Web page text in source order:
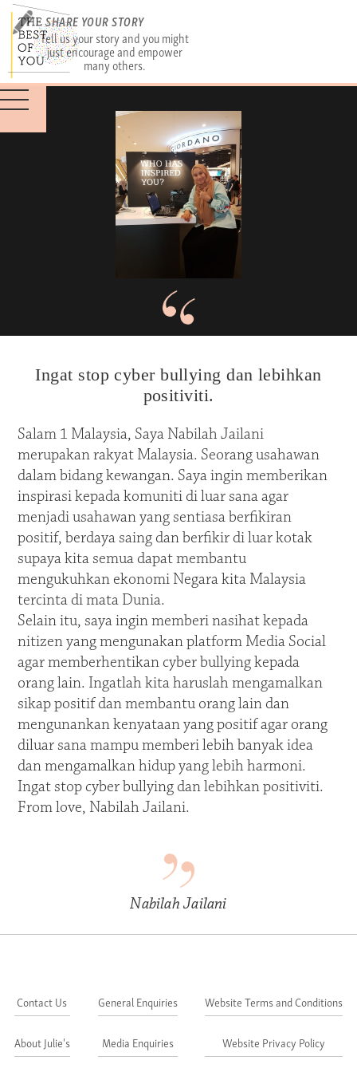
SHARE YOUR STORY
Tell us your story and you might
just encourage and empower
many others.
Ingat stop cyber bullying dan lebihkan
positiviti.
Salam 1 Malaysia, Saya Nabilah Jailani
merupakan rakyat Malaysia. Seorang usahawan
dalam bidang kewangan. Saya ingin memberikan
inspirasi kepada komuniti di luar sana agar
menjadi usahawan yang sentiasa berfikiran
positif, berdaya saing dan berfikir di luar kotak
supaya kita semua dapat membantu
mengukuhkan ekonomi Negara kita Malaysia
tercinta di mata Dunia.
Selain itu, saya ingin memberi nasihat kepada
nitizen yang mengunakan platform Media Social
agar memberhentikan cyber bullying kepada
orang lain. Ingatlah kita haruslah mengamalkan
sikap positif dan membantu orang lain dan
mengunankan kenyataan yang positif agar orang
diluar sana mampu memberi lebih banyak idea
dan mengamalkan hidup yang lebih harmoni.
Ingat stop cyber bullying dan lebihkan positiviti.
From love, Nabilah Jailani.
Nabilah Jailani
Contact Us
About Julie's
General Enquiries
Media Enquiries
Website Terms and Conditions
Website Privacy Policy